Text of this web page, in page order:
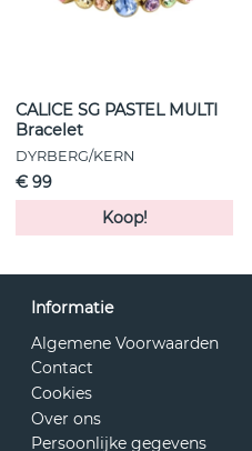
CALICE SG PASTEL MULTI
Bracelet
DYRBERG/KERN
€ 99
Koop!
Informatie
Algemene Voorwaarden
Contact
Cookies
Over ons
Persoonlijke gegevens